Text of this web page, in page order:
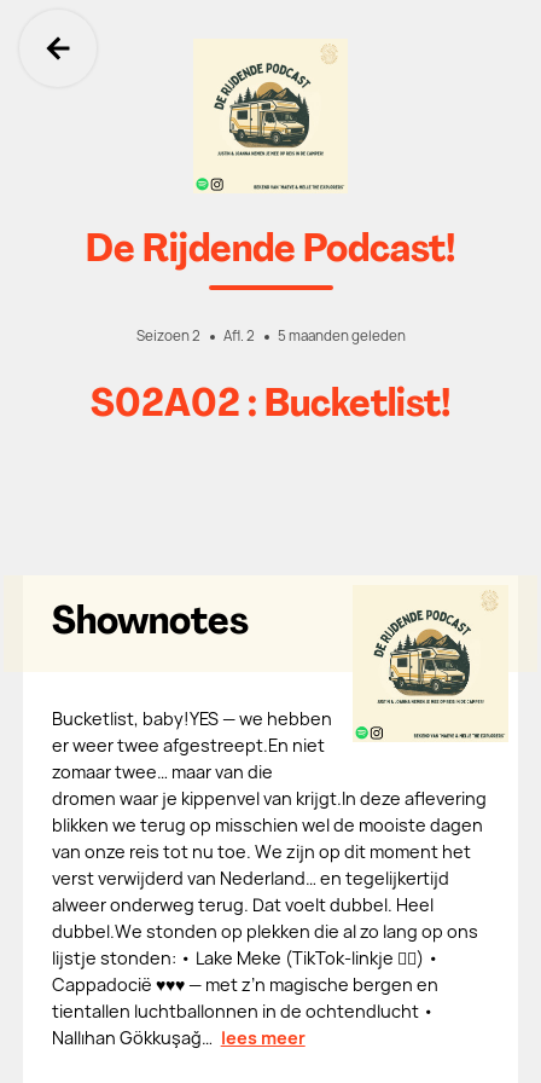
Ga terug
De Rijdende Podcast!
Seizoen 2 Afl. 2 5 maanden geleden
S02A02 : Bucketlist!
Shownotes
Bucketlist, baby!YES — we hebben
er weer twee afgestreept.En niet
zomaar twee… maar van die
dromen waar je kippenvel van krijgt.In deze aflevering
blikken we terug op misschien wel de mooiste dagen
van onze reis tot nu toe. We zijn op dit moment het
verst verwijderd van Nederland… en tegelijkertijd
alweer onderweg terug. Dat voelt dubbel. Heel
dubbel.We stonden op plekken die al zo lang op ons
lijstje stonden: • Lake Meke (TikTok-linkje 👇🏻) •
Cappadocië ♥️♥️♥️ — met z’n magische bergen en
tientallen luchtballonnen in de ochtendlucht •
Nallıhan Gökkuşağ… lees meer